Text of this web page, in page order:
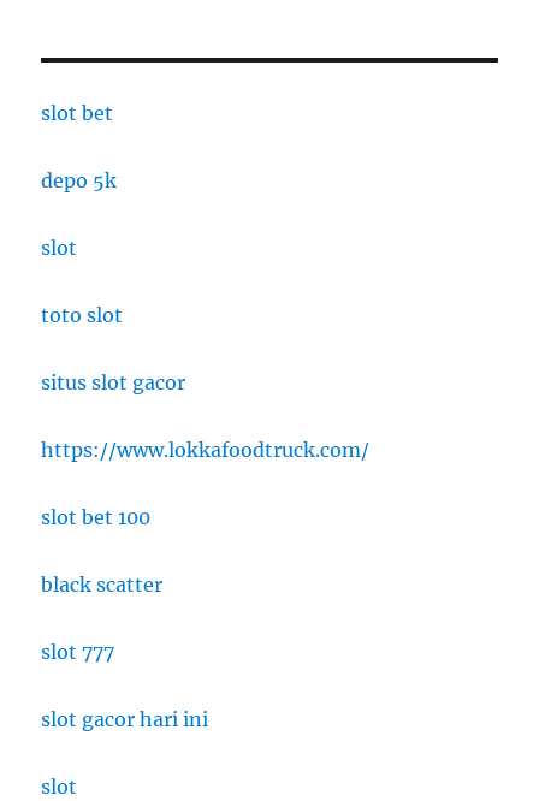
slot bet
depo 5k
slot
toto slot
situs slot gacor
https://www.lokkafoodtruck.com/
slot bet 100
black scatter
slot 777
slot gacor hari ini
slot